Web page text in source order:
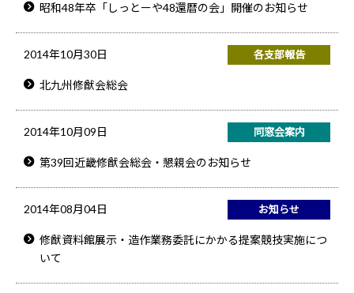
昭和48年卒「しっとーや48還暦の会」開催のお知らせ
2014年10月30日 各支部報告
北九州修猷会総会
2014年10月09日 同窓会案内
第39回近畿修猷会総会・懇親会のお知らせ
2014年08月04日 お知らせ
修猷資料館展示・造作業務委託にかかる提案競技実施につ
いて